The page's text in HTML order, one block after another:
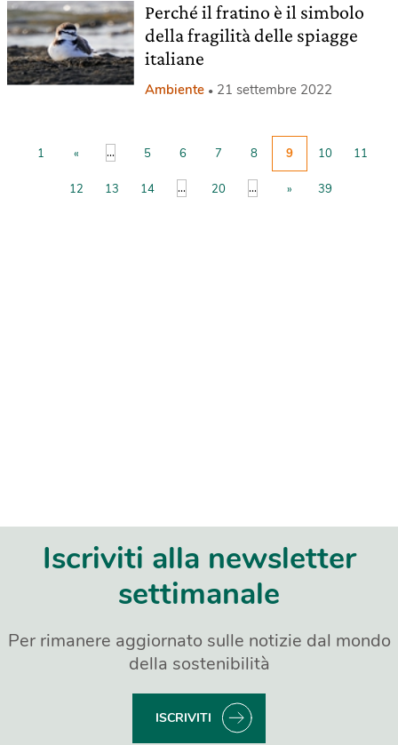
Perché il fratino è il simbolo
della fragilità delle spiagge
italiane
Ambiente 21 settembre 2022
1 « ... 5 6 7 8 9 10 11
12 13 14 ... 20 ... » 39
Iscriviti alla newsletter
settimanale
Per rimanere aggiornato sulle notizie dal mondo
della sostenibilità
ISCRIVITI